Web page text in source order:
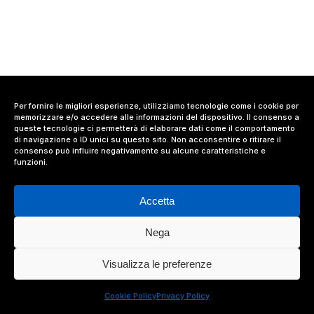
Per fornire le migliori esperienze, utilizziamo tecnologie come i cookie per
memorizzare e/o accedere alle informazioni del dispositivo. Il consenso a
queste tecnologie ci permetterà di elaborare dati come il comportamento
di navigazione o ID unici su questo sito. Non acconsentire o ritirare il
consenso può influire negativamente su alcune caratteristiche e
funzioni.
Accetta
Nega
Visualizza le preferenze
Cookie PolicyPrivacy Policy
© 2024 Value Relations Srl, All Rights Reserved.
instagram